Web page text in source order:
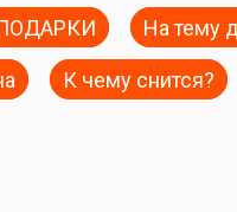
На тему
К чему снится?